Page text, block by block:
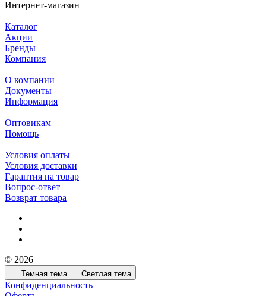
Интернет-магазин
Каталог
Акции
Бренды
Компания
О компании
Документы
Информация
Оптовикам
Помощь
Условия оплаты
Условия доставки
Гарантия на товар
Вопрос-ответ
Возврат товара
© 2026
Темная тема Светлая тема
Конфиденциальность